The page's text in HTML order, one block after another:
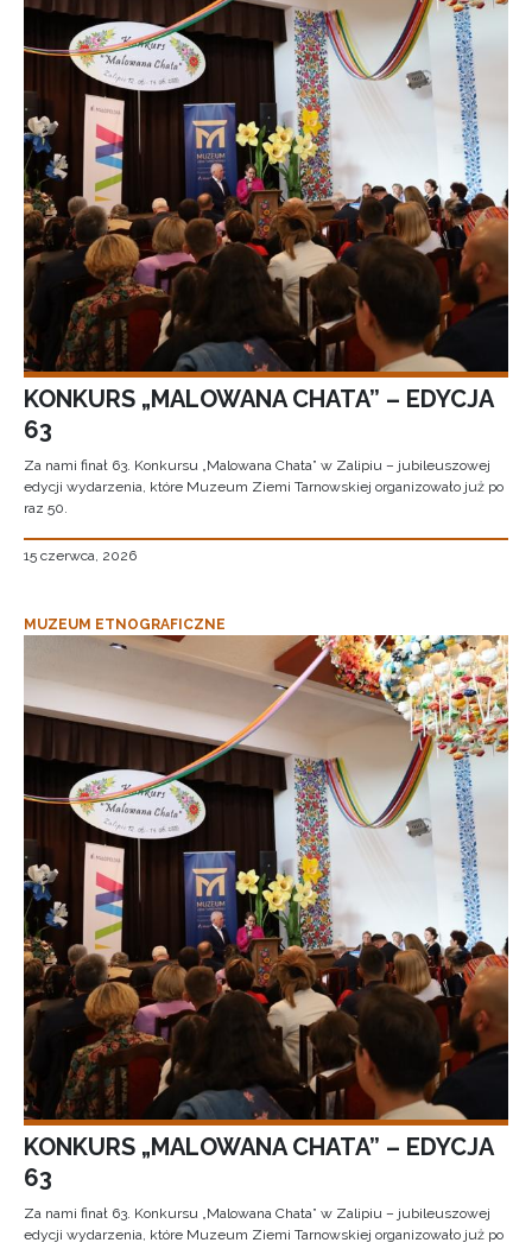
KONKURS „MALOWANA CHATA” – EDYCJA
63
Za nami finał 63. Konkursu „Malowana Chata” w Zalipiu – jubileuszowej
edycji wydarzenia, które Muzeum Ziemi Tarnowskiej organizowało już po
raz 50.
15 czerwca, 2026
MUZEUM ETNOGRAFICZNE
KONKURS „MALOWANA CHATA” – EDYCJA
63
Za nami finał 63. Konkursu „Malowana Chata” w Zalipiu – jubileuszowej
edycji wydarzenia, które Muzeum Ziemi Tarnowskiej organizowało już po